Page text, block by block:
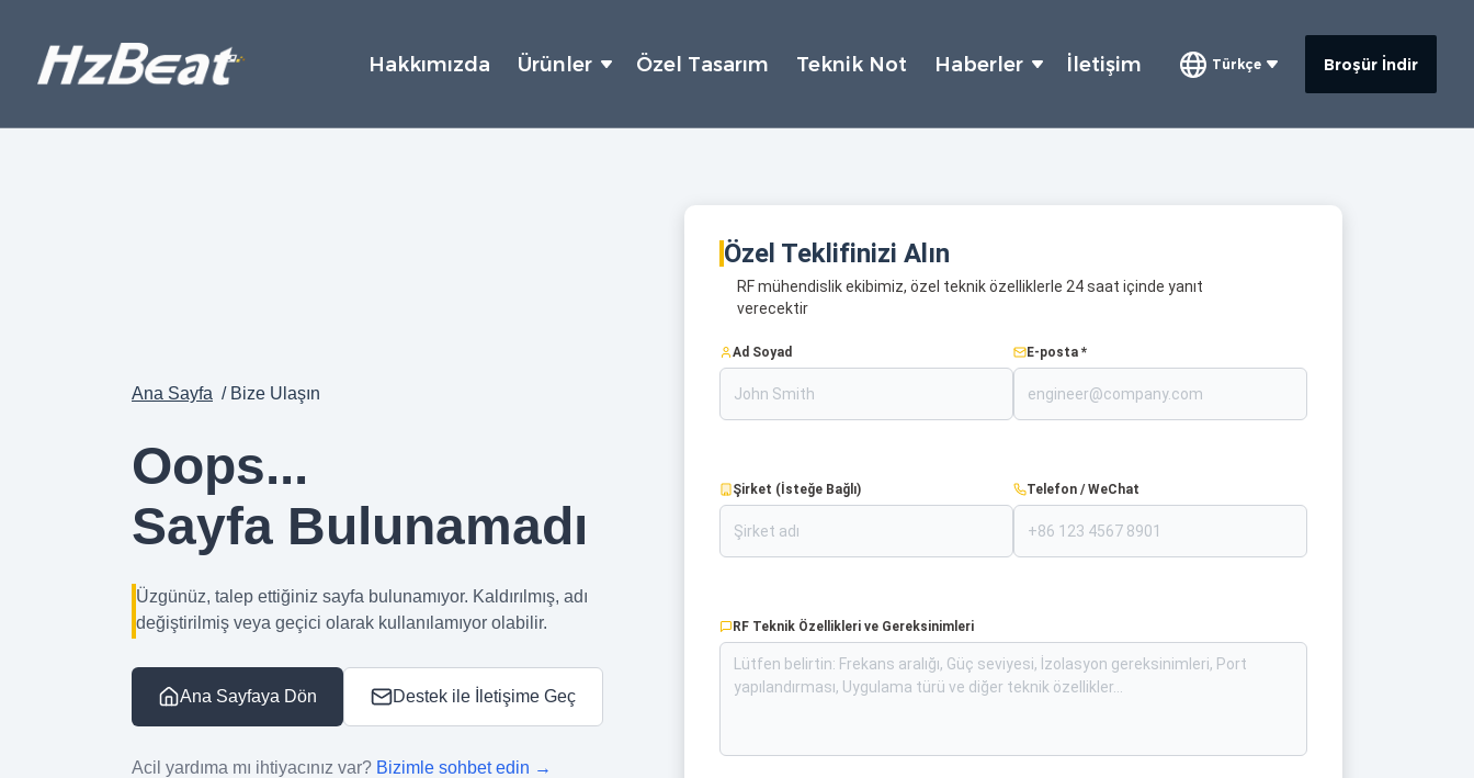
Hakkımızda Ürünler Özel Tasarım Teknik Not Haberler İletişim Türkçe Broşür İndir
Ana Sayfa / Bize Ulaşın
Oops...
Sayfa Bulunamadı
Üzgünüz, talep ettiğiniz sayfa bulunamıyor. Kaldırılmış, adı
değiştirilmiş veya geçici olarak kullanılamıyor olabilir.
Ana Sayfaya Dön Destek ile İletişime Geç
Acil yardıma mı ihtiyacınız var? Bizimle sohbet edin →
Özel Teklifinizi Alın
RF mühendislik ekibimiz, özel teknik özelliklerle 24 saat içinde yanıt
verecektir
Ad Soyad
Şirket (İsteğe Bağlı)
E-posta *
Telefon / WeChat
RF Teknik Özellikleri ve Gereksinimleri